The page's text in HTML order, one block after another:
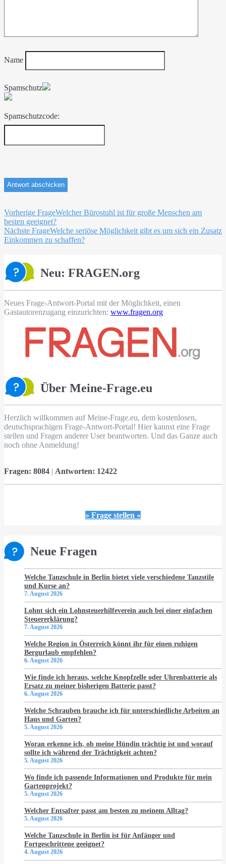
Name
Spamschutz
Spamschutzcode:
Beitragsnavigation
Vorherige FrageWelcher Bürostuhl ist für große Menschen am
besten geeignet?
Nächste FrageWelche seriöse Möglichkeit gibt es um sich ein Zusatz
Einkommen zu schaffen?
Neu: FRAGEN.org
Neues Frage-Antwort-Portal mit der Möglichkeit, einen
Gastautorenzugang einzurichten: www.fragen.org
Über Meine-Frage.eu
Herzlich willkommen auf Meine-Frage.eu, dem kostenlosen,
deutschsprachigen Frage-Antwort-Portal! Hier kannst eine Frage
stellen und Fragen anderer User beantworten. Und das Ganze auch
noch ohne Anmeldung!
Fragen: 8084 | Antworten: 12422
» Frage stellen «
Neue Fragen
Welche Tanzschule in Berlin bietet viele verschiedene Tanzstile
und Kurse an?
7. August 2026
Lohnt sich ein Lohnsteuerhilfeverein auch bei einer einfachen
Steuererklärung?
7. August 2026
Welche Region in Österreich könnt ihr für einen ruhigen
Bergurlaub empfehlen?
6. August 2026
Wie finde ich heraus, welche Knopfzelle oder Uhrenbatterie als
Ersatz zu meiner bisherigen Batterie passt?
6. August 2026
Welche Schrauben brauche ich für unterschiedliche Arbeiten an
Haus und Garten?
5. August 2026
Woran erkenne ich, ob meine Hündin trächtig ist und worauf
sollte ich während der Trächtigkeit achten?
5. August 2026
Wo finde ich passende Informationen und Produkte für mein
Gartenprojekt?
5. August 2026
Welcher Entsafter passt am besten zu meinem Alltag?
5. August 2026
Welche Tanzschule in Berlin ist für Anfänger und
Fortgeschrittene geeignet?
4. August 2026